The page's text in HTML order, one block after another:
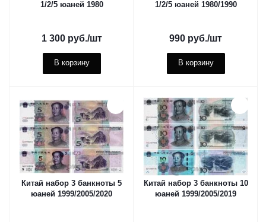
1/2/5 юаней 1980
1 300руб./шт
В корзину
1/2/5 юаней 1980/1990
990 руб./шт
В корзину
Китай набор 3 банкноты 5
юаней 1999/2005/2020
Китай набор 3 банкноты 10
юаней 1999/2005/2019